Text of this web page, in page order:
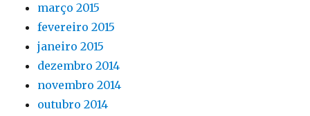
março 2015
fevereiro 2015
janeiro 2015
dezembro 2014
novembro 2014
outubro 2014